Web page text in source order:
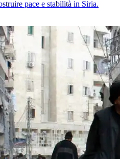
pace e stabilità in Siria.